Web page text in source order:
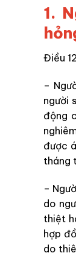
1.
Điều
–
người
động
được
tháng
–
do
thiệt
hợp
do